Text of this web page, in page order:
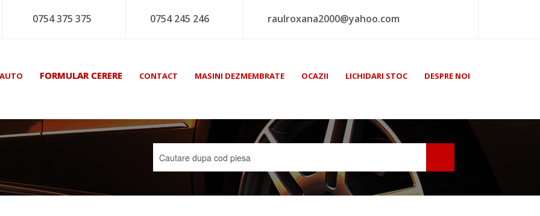
0754 375 375 0754 245 246 raulroxana2000@yahoo.com
FORMULAR CERERE CONTACT MASINI DEZMEMBRATE OCAZII LICHIDARI STOC DESPRE NOI